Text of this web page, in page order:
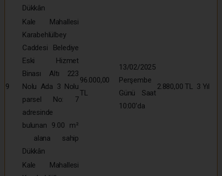
Dükkân
9
Kale Mahallesi
Karabehlülbey
Caddesi Belediye
Eski Hizmet
Binası Altı 223
Nolu Ada 3 Nolu
parsel No: 7
adresinde
bulunan 9.00 m²
alana sahip
Dükkân
96.000,00
TL
13/02/2025
Perşembe
Günü Saat
10:00’da
2.880,00 TL 3 Yıl
Kale Mahallesi